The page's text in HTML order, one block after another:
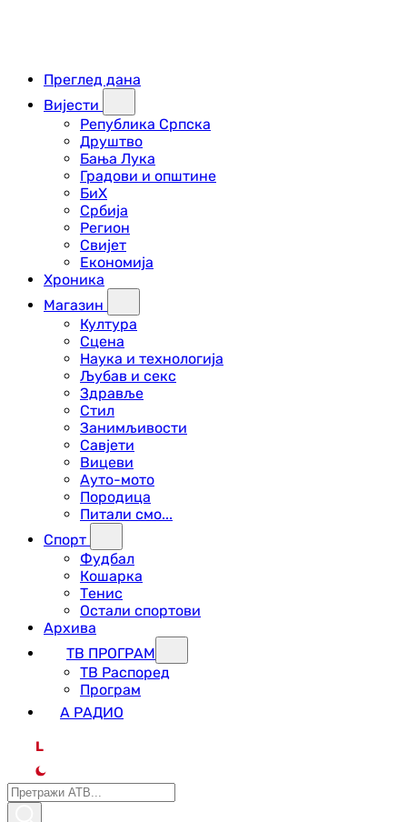
Преглед дана
Вијести
Република Српска
Друштво
Бања Лука
Градови и општине
БиХ
Србија
Регион
Свијет
Економија
Хроника
Магазин
Култура
Сцена
Наука и технологија
Љубав и секс
Здравље
Стил
Занимљивости
Савјети
Вицеви
Ауто-мото
Породица
Питали смо...
Спорт
Фудбал
Кошарка
Тенис
Остали спортови
Архива
ТВ ПРОГРАМ
ТВ Распоред
Програм
А РАДИО
L